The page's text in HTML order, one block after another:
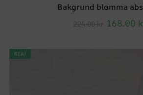
Bakgrund blomma
168.00
REA!